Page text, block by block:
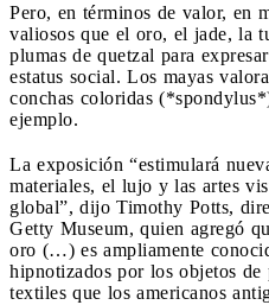
Pero, en términos de valor, en
valiosos que el oro, el jade, la
plumas de quetzal para
estatus social. Los mayas
conchas coloridas
ejemplo.
La exposición “estimulará
materiales, el lujo y las artes
global”, dijo Timothy Potts,
Getty Museum, quien agregó
oro (…) es ampliamente
hipnotizados por los objetos de
textiles que los americanos